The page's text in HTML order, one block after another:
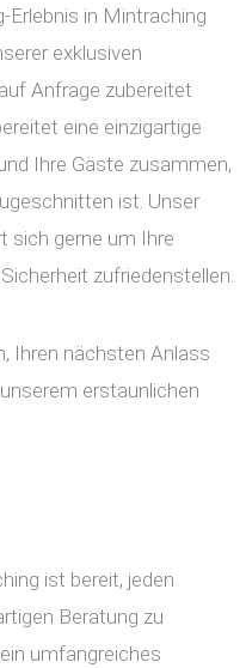
Erlebnis in Mintraching
exklusiven
Anfrage zubereitet
eine einzigartige
Ihre Gäste zusammen,
ist. Unser
sich gerne um Ihre
zufriedenstellen.
Ihren nächsten Anlass
erstaunlichen
ist bereit, jeden
Beratung zu
umfangreiches